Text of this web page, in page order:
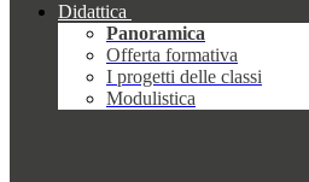
Didattica
Panoramica
Offerta formativa
I progetti delle classi
Modulistica